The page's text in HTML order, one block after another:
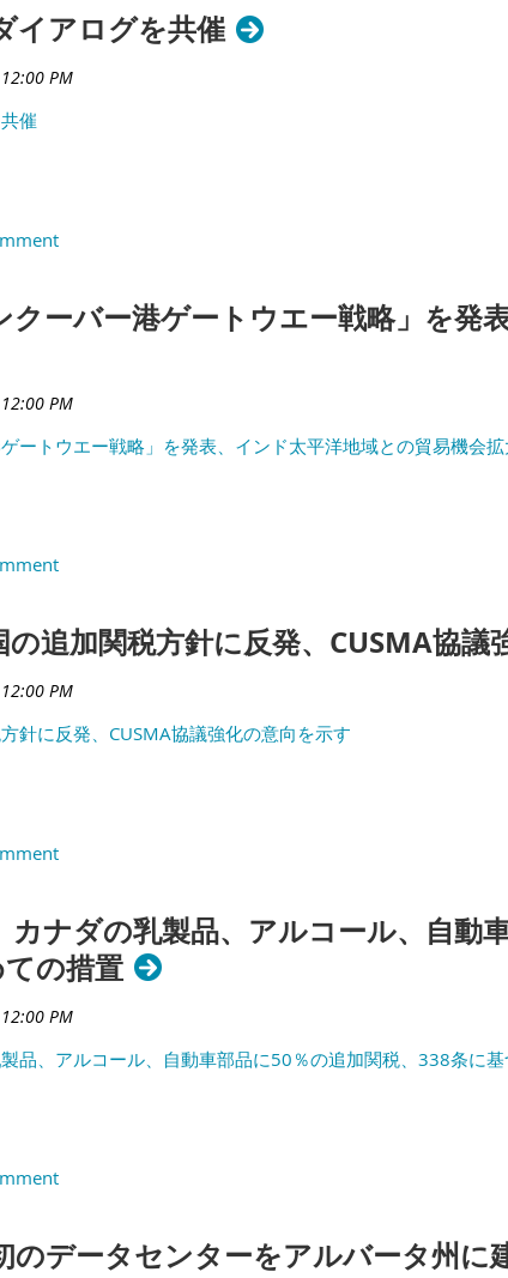
イアログを共催
催
クーバー港ゲートウエー戦略」を発
ートウエー戦略」を発表、インド太平洋地域との貿易機会
追加関税方針に反発、CUSMA協議
針に反発、CUSMA協議強化の意向を示す
カナダの乳製品、アルコール、自動
の措置
品、アルコール、自動車部品に50％の追加関税、338条に
のデータセンターをアルバータ州に